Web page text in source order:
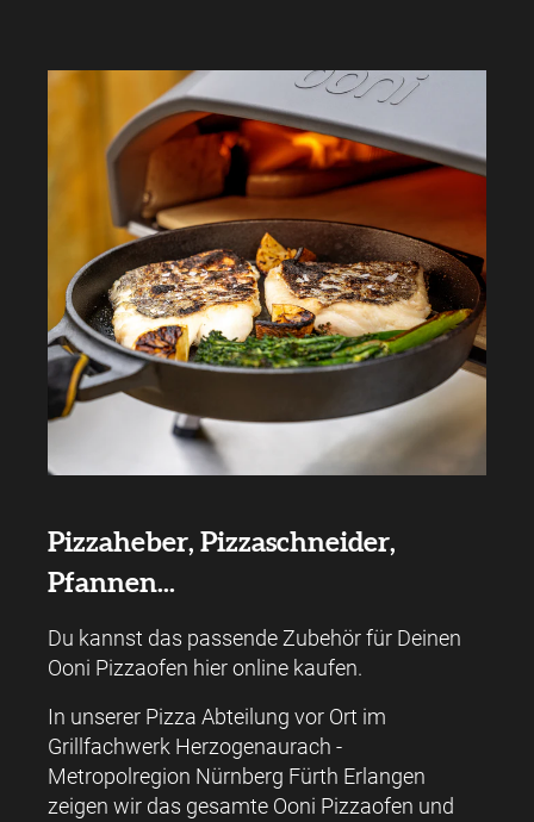
Pizzaheber, Pizzaschneider,
Pfannen...
Du kannst das passende Zubehör für Deinen
Ooni Pizzaofen hier online kaufen.
In unserer Pizza Abteilung vor Ort im
Grillfachwerk Herzogenaurach -
Metropolregion Nürnberg Fürth Erlangen
zeigen wir das gesamte Ooni Pizzaofen und